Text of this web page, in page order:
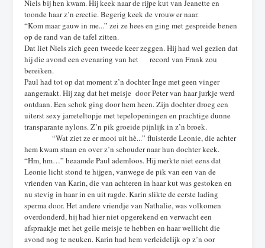
Niels bij hen kwam. Hij keek naar de rijpe kut van Jeanette en
toonde haar z’n erectie. Begerig keek de vrouw er naar.
“Kom maar gauw in me...” zei ze hees en ging met gespreide benen
op de rand van de tafel zitten.
Dat liet Niels zich geen tweede keer zeggen. Hij had wel gezien dat
hij die avond een evenaring van het record van Frank zou
bereiken.
Paul had tot op dat moment z’n dochter Inge met geen vinger
aangeraakt. Hij zag dat het meisje door Peter van haar jurkje werd
ontdaan. Een schok ging door hem heen. Zijn dochter droeg een
uiterst sexy jarreteltopje met tepelopeningen en prachtige dunne
transparante nylons. Z’n pik groeide pijnlijk in z’n broek.
“Wat ziet ze er mooi uit hè...” fluisterde Leonie, die achter
hem kwam staan en over z’n schouder naar hun dochter keek.
“Hm, hm…” beaamde Paul ademloos. Hij merkte niet eens dat
Leonie licht stond te hijgen, vanwege de pik van een van de
vrienden van Karin, die van achteren in haar kut was gestoken en
nu stevig in haar in en uit ragde. Karin slikte de eerste lading
sperma door. Het andere vriendje van Nathalie, was volkomen
overdonderd, hij had hier niet opgerekend en verwacht een
afspraakje met het geile meisje te hebben en haar wellicht die
avond nog te neuken. Karin had hem verleidelijk op z’n oor